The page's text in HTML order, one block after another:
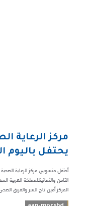
مركز الرعاية
يحتفل باليوم
الثامن والثمانينللمملكة
المركز أمين تاج السر والفريق